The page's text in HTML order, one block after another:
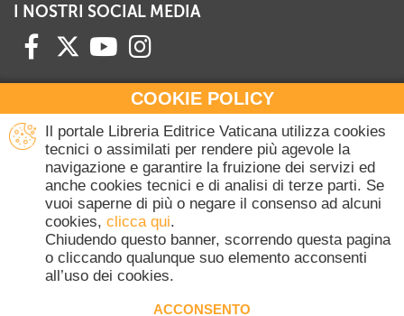
COOKIE POLICY
Il portale Libreria Editrice Vaticana utilizza cookies
tecnici o assimilati per rendere più agevole la
navigazione e garantire la fruizione dei servizi ed
anche cookies tecnici e di analisi di terze parti. Se
vuoi saperne di più o negare il consenso ad alcuni
cookies, clicca qui.
Chiudendo questo banner, scorrendo questa pagina
o cliccando qualunque suo elemento acconsenti
all’uso dei cookies.
ACCONSENTO
I NOSTRI SOCIAL MEDIA
HAI BISOGNO DI INFORMAZIONI?
Contattaci all'Ufficio Commerciale
+39 06 698 45780
Lunedì-Giovedì 8-16.30
Venerdì 8-14
(Escluse festività Vaticane)
Vaticana - Tutti i diritti riservati.